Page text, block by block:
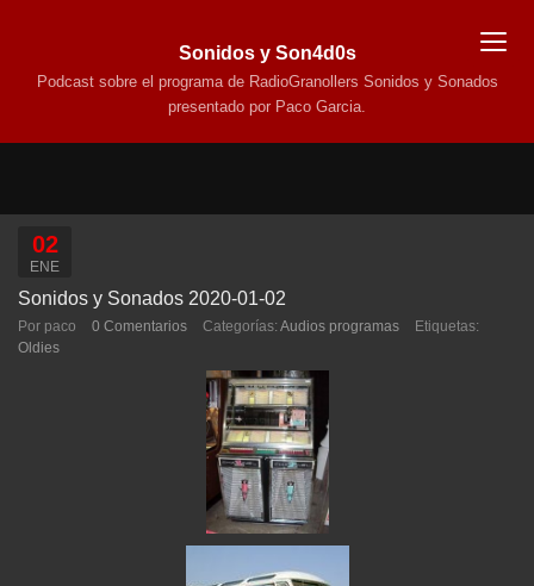
Sonidos y Son4d0s
Podcast sobre el programa de RadioGranollers Sonidos y Sonados
presentado por Paco Garcia.
02
ENE
Sonidos y Sonados 2020-01-02
Por paco 0 Comentarios Categorías: Audios programas
Etiquetas:
Oldies